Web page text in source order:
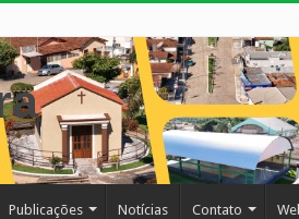
Publicações Notícias Contato